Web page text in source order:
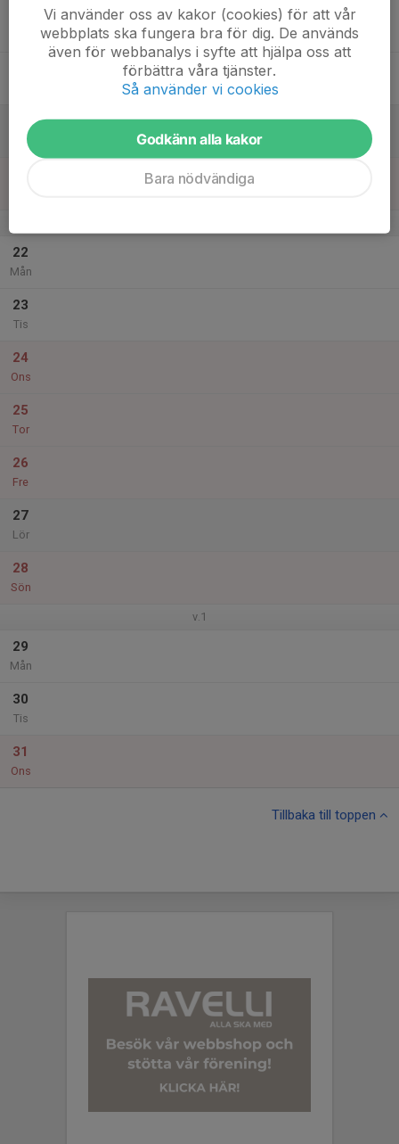
17:00
18:00
Årets sista träning - föräldramatch
Vammarskolans idrottshall
Lör
22
Mån
23
Tis
24
Ons
25
Tor
26
Fre
27
Lör
28
Sön
v.1
29
Mån
30
Tis
31
Ons
Tillbaka till toppen
Vi använder oss av kakor (cookies) för att vår
webbplats ska fungera bra för dig. De används
även för webbanalys i syfte att hjälpa oss att
förbättra våra tjänster.
Så använder vi cookies
Godkänn alla kakor
Bara nödvändiga